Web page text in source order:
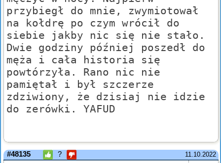
przybiegł do mnie, zwymiotował
na kołdrę po czym wrócił do
siebie jakby nic się nie stało.
Dwie godziny później poszedł do
męża i cała historia się
powtórzyła. Rano nic nie
pamiętał i był szczerze
zdziwiony, że dzisiaj nie idzie
do zerówki. YAFUD
11.10.2022
#48135 ?